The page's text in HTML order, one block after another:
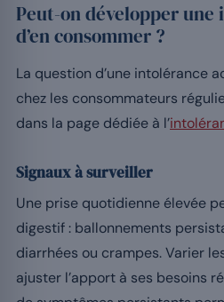
Peut-on développer une
d’en consommer ?
La question d’une intolérance
chez les consommateurs
dans la page dédiée à l’
Signaux à surveiller
Une prise quotidienne élevée
digestif : ballonnements
diarrhées ou crampes. Varier
ajuster l’apport à ses besoins